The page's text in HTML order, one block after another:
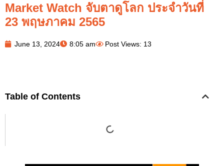
Market Watch จับตาดูโลก ประจำวันที่
23 พฤษภาคม 2565
June 13, 2024 8:05 am Post Views: 13
Table of Contents